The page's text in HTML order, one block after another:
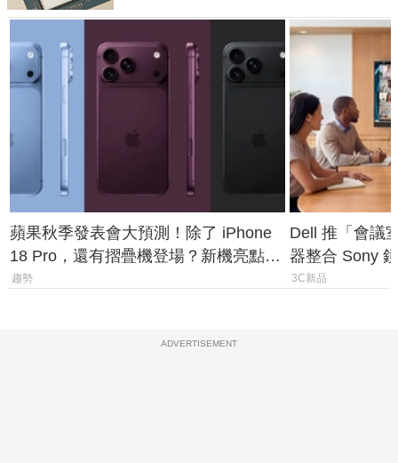
蘋果秋季發表會大預測！除了 iPhone
18 Pro，還有摺疊機登場？新機亮點預
測一次看
趨勢
Dell 推「會議
器整合 Sony
條 USB-C 就
3C新品
ADVERTISEMENT